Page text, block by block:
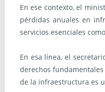
En ese contexto, el
pérdidas anuales en
servicios esenciales
En esa línea, el
derechos
de la infraestructura es